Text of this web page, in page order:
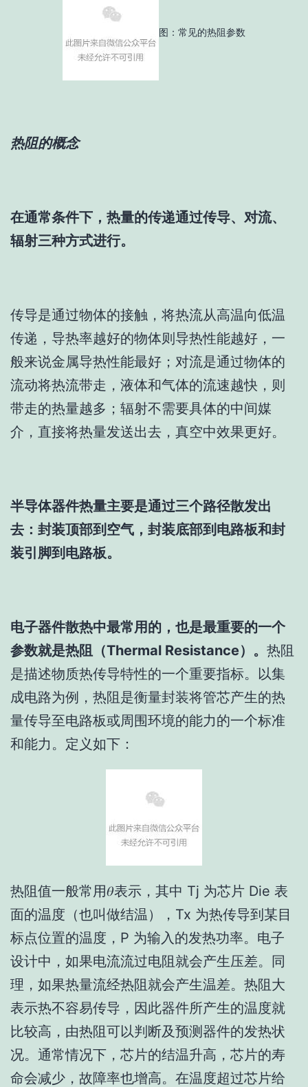
图 ： 常见的热阻参数
热阻的概念
在通常条件下，热量的传递通过传导、对流、
辐射三种方式进行。
传导是通过物体的接触，将热流从高温向低温
传递，导热率越好的物体则导热性能越好，一
般来说金属导热性能最好；对流是通过物体的
流动将热流带走，液体和气体的流速越快，则
带走的热量越多；辐射不需要具体的中间媒
介，直接将热量发送出去，真空中效果更好。
半导体器件热量主要是通过三个路径散发出
去：封装顶部到空气，封装底部到电路板和封
装引脚到电路板。
电子器件散热中最常用的，也是最重要的一个
参数就是热阻（Thermal Resistance）。 热阻
是描述物质热传导特性的一个重要指标。以集
成电路为例，热阻是衡量封装将管芯产生的热
量传导至电路板或周围环境的能力的一个标准
和能力。定义如下：
热阻值一般常用𝜃表示，其中 Tj 为芯片 Die 表
面的温度（也叫做结温），Tx 为热传导到某目
标点位置的温度，P 为输入的发热功率。电子
设计中，如果电流流过电阻就会产生压差。同
理，如果热量流经热阻就会产生温差。热阻大
表示热不容易传导，因此器件所产生的温度就
比较高，由热阻可以判断及预测器件的发热状
况。通常情况下，芯片的结温升高，芯片的寿
命会减少，故障率也增高。在温度超过芯片给